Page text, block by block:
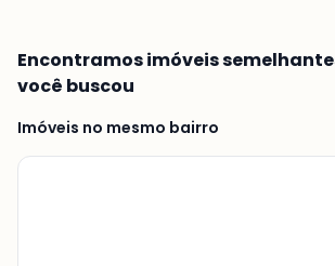
Encontramos imóveis
você buscou
Imóveis no mesmo bairro